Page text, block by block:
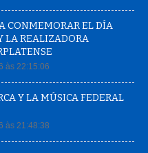
CONMEMORAR EL DÍA
LA REALIZADORA
às 22:15:06
Y LA MÚSICA FEDERAL
às 21:48:38